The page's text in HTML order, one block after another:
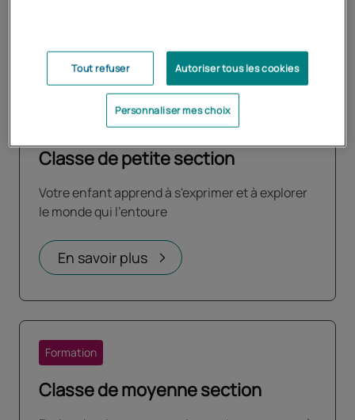
Classe de petite section
Votre enfant apprend à s'exprimer et à explorer
le monde qui l'entoure
En savoir plus
Classe de moyenne section
Formation
Tout refuser Autoriser tous les cookies
Personnaliser mes choix